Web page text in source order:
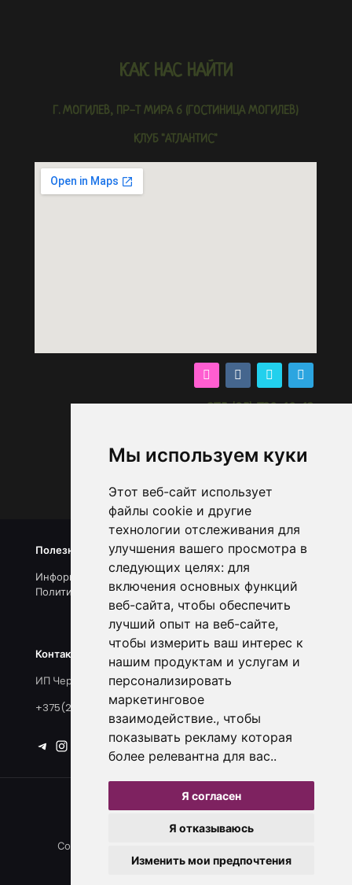
Мы используем куки
Этот веб-сайт использует
файлы cookie и другие
технологии отслеживания для
улучшения вашего просмотра в
следующих целях: для
включения основных функций
веб-сайта, чтобы обеспечить
лучший опыт на веб-сайте,
чтобы измерить ваш интерес к
нашим продуктам и услугам и
персонализировать
маркетинговое
взаимодействие., чтобы
показывать рекламу которая
более релевантна для вас..
Я согласен
Я отказываюсь
Изменить мои предпочтения
КАК НАС НАЙТИ
Г. МОГИЛЕВ, ПР-Т МИРА 6 (ГОСТИНИЦА МОГИЛЕВ)
КЛУБ "АТЛАНТИС"
УЗНАТЬ ПОДРОБНЕЕ
Полезные ссылки
Информация о нас
Политика конфиденциальности
Контакты и реквизиты
ИП Черноголов С.А., УНП 790296223
+375(25)918-33-15
Создавайте поводы для радости. Каждый день.